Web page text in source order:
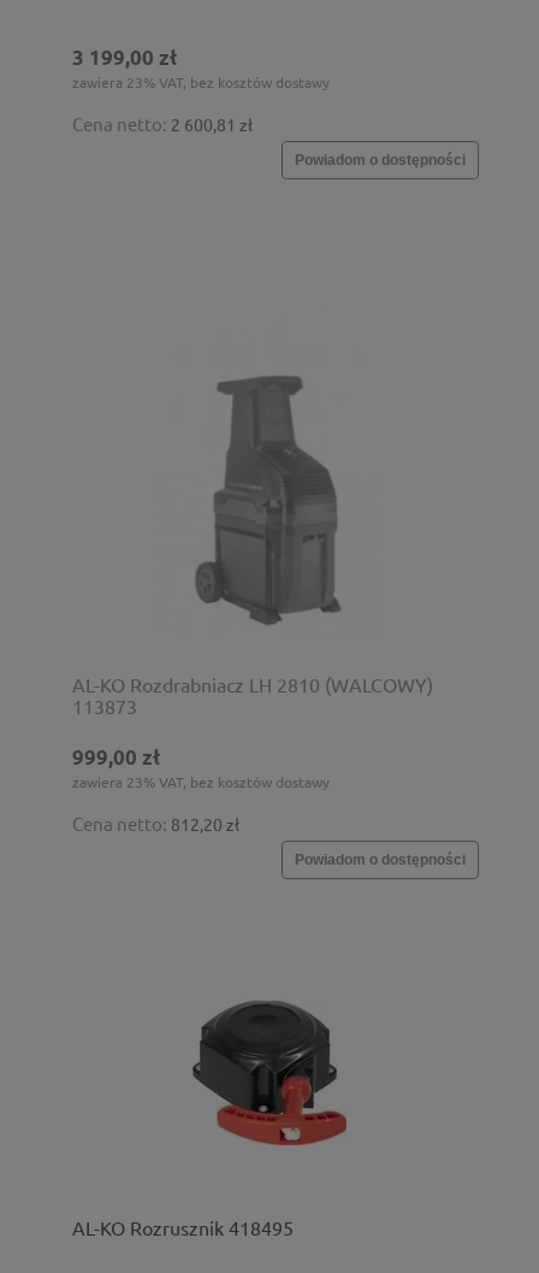
3 199,00 zł
zawiera 23% VAT, bez kosztów dostawy
Cena netto: 2 600,81 zł
Powiadom o dostępności
AL-KO Rozdrabniacz LH 2810 (WALCOWY)
113873
999,00 zł
zawiera 23% VAT, bez kosztów dostawy
Cena netto: 812,20 zł
Powiadom o dostępności
AL-KO Rozrusznik 418495